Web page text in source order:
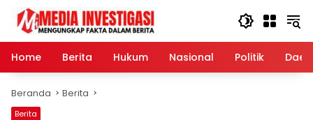
Langsung
konten
Home
Berita Hukum Nasional Politik
Beranda Berita
Berita